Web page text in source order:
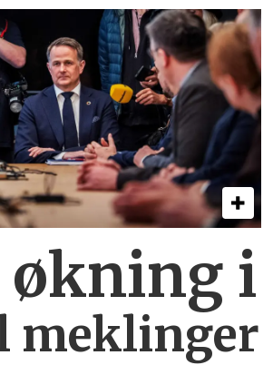
økning i
meklinger